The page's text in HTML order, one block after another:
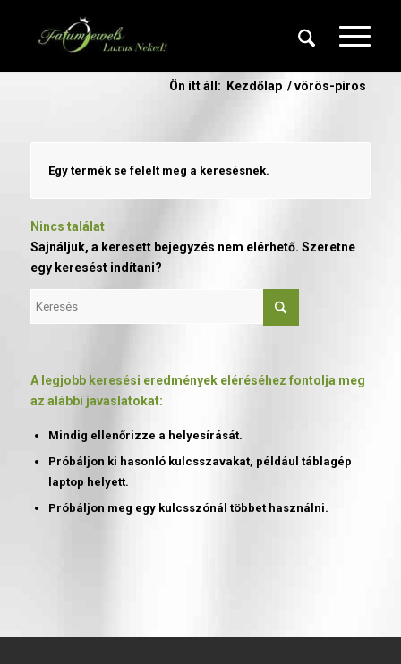
Ön itt áll: Kezdőlap / vörös-piros
Egy termék se felelt meg a keresésnek.
Nincs találat
Sajnáljuk, a keresett bejegyzés nem elérhető. Szeretne
egy keresést indítani?
A legjobb keresési eredmények eléréséhez fontolja meg
az alábbi javaslatokat:
Mindig ellenőrizze a helyesírását.
Próbáljon ki hasonló kulcsszavakat, például táblagép
laptop helyett.
Próbáljon meg egy kulcsszónál többet használni.